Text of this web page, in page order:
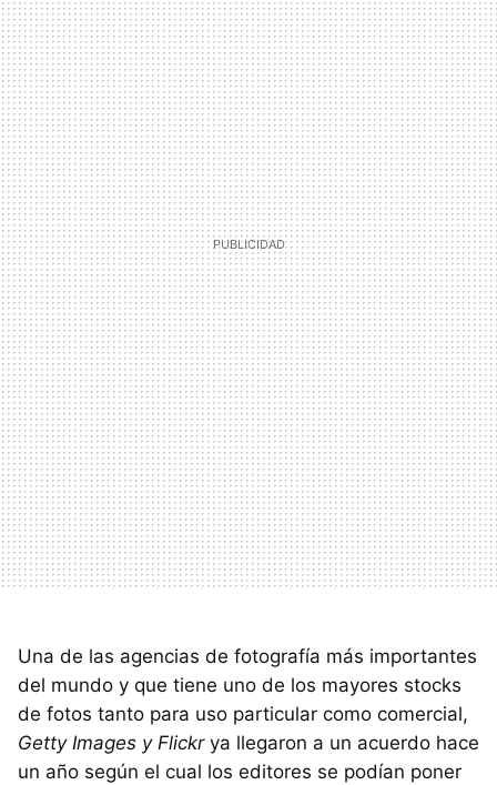
Una de las agencias de fotografía más importantes
del mundo y que tiene uno de los mayores stocks
de fotos tanto para uso particular como comercial,
Getty Images y Flickrya llegaron a un acuerdo hace
un año según el cual los editores se podían poner